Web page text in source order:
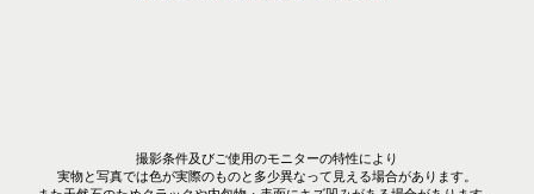
撮影条件及びご使用のモニターの特性により
実物と写真では色が実際のものと多少異なって見える場合があります。